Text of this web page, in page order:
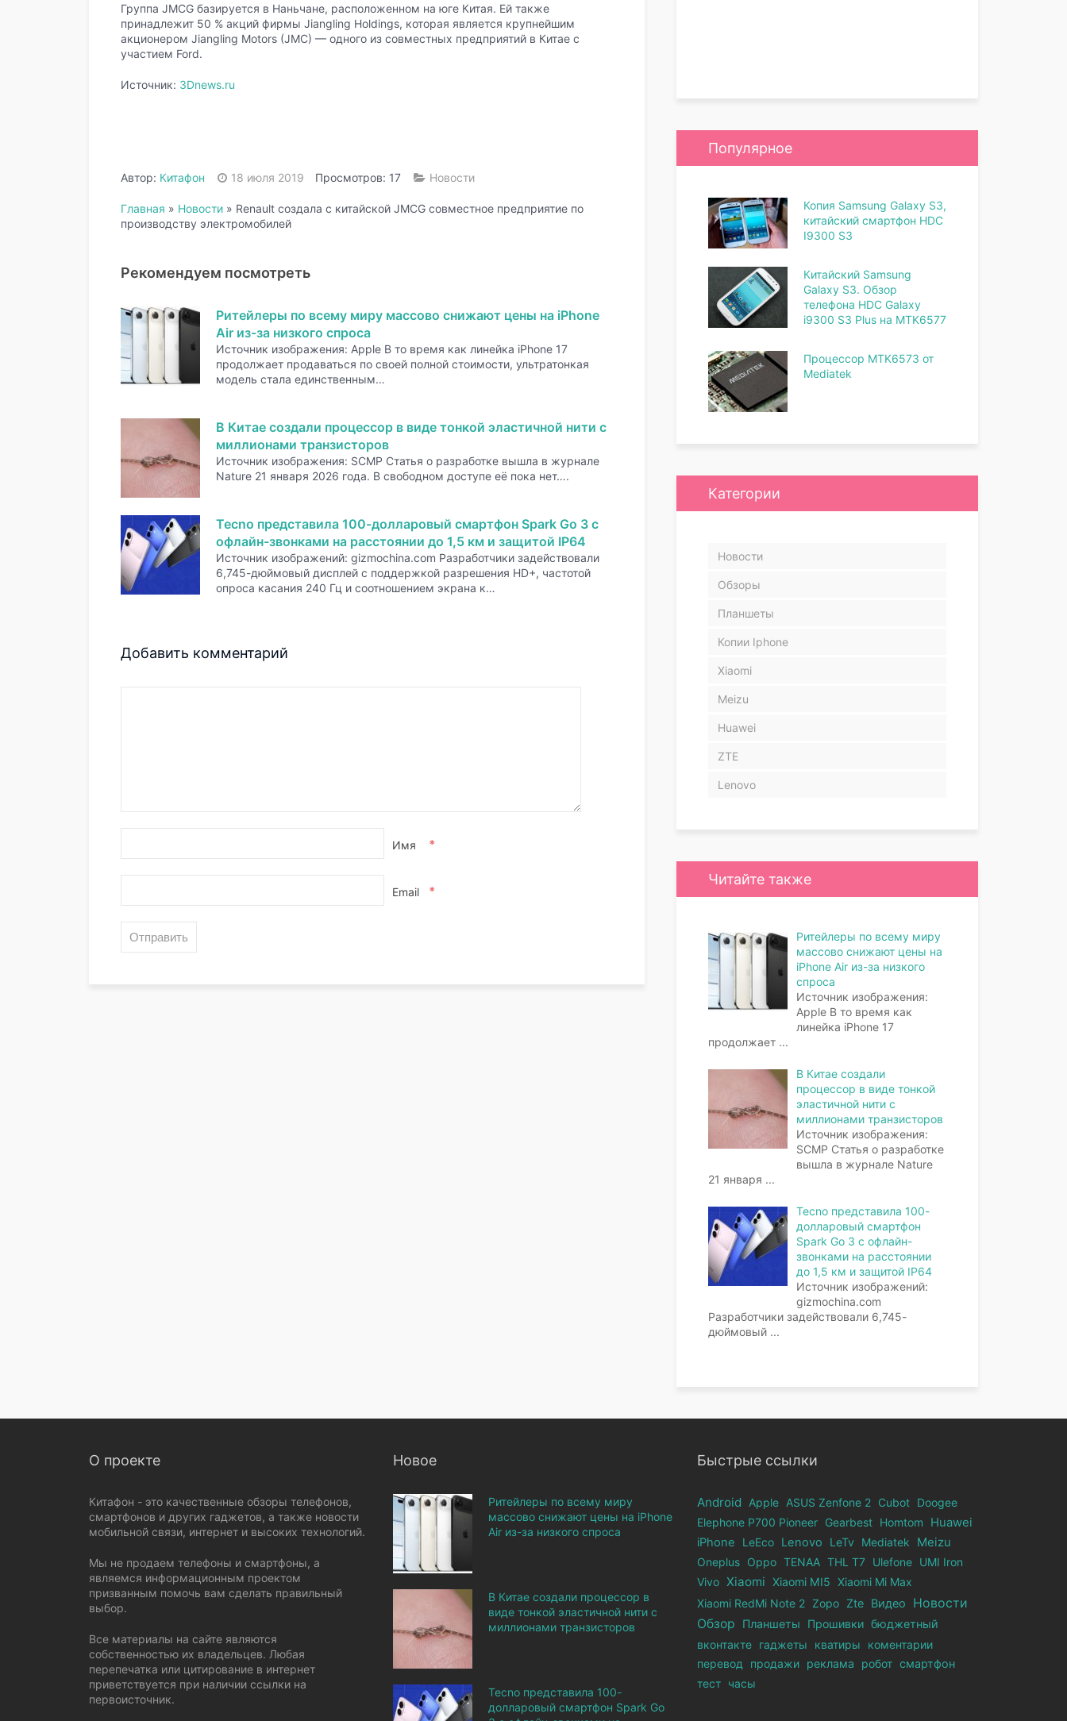
Группа JMCG базируется в Наньчане, расположенном на юге Китая. Ей также
принадлежит 50 % акций фирмы Jiangling Holdings, которая является крупнейшим
акционером Jiangling Motors (JMC) — одного из совместных предприятий в Китае с
участием Ford.
Источник: 3Dnews.ru
Автор: Китафон 18 июля 2019 Просмотров: 17 Новости
Главная » Новости » Renault создала с китайской JMCG совместное предприятие по
производству электромобилей
Рекомендуем посмотреть
Ритейлеры по всему миру массово снижают цены на iPhone
Air из-за низкого спроса
Источник изображения: Apple В то время как линейка iPhone 17
продолжает продаваться по своей полной стоимости, ультратонкая
модель стала единственным…
В Китае создали процессор в виде тонкой эластичной нити с
миллионами транзисторов
Источник изображения: SCMP Статья о разработке вышла в журнале
Nature 21 января 2026 года. В свободном доступе её пока нет….
Tecno представила 100-долларовый смартфон Spark Go 3 с
офлайн-звонками на расстоянии до 1,5 км и защитой IP64
Источник изображений: gizmochina.com Разработчики задействовали
6,745-дюймовый дисплей с поддержкой разрешения HD+, частотой
опроса касания 240 Гц и соотношением экрана к…
Добавить комментарий
Имя *
Email *
Популярное
Копия Samsung Galaxy S3,
китайский смартфон HDC
I9300 S3
Китайский Samsung
Galaxy S3. Обзор
телефона HDC Galaxy
i9300 S3 Plus на MTK6577
Процессор MTK6573 от
Mediatek
Категории
Новости
Обзоры
Планшеты
Копии Iphone
Xiaomi
Meizu
Huawei
ZTE
Lenovo
Читайте также
Ритейлеры по всему миру
массово снижают цены на
iPhone Air из-за низкого
спроса
Источник изображения:
Apple В то время как
линейка iPhone 17
продолжает ...
В Китае создали
процессор в виде тонкой
эластичной нити с
миллионами транзисторов
Источник изображения:
SCMP Статья о разработке
вышла в журнале Nature
21 января ...
Tecno представила 100-
долларовый смартфон
Spark Go 3 с офлайн-
звонками на расстоянии
до 1,5 км и защитой IP64
Источник изображений:
gizmochina.com
Разработчики задействовали 6,745-
дюймовый ...
О проекте
Китафон - это качественные обзоры телефонов,
смартфонов и других гаджетов, а также новости
мобильной связи, интернет и высоких технологий.
Мы не продаем телефоны и смартфоны, а
являемся информационным проектом
призванным помочь вам сделать правильный
выбор.
Все материалы на сайте являются
собственностью их владельцев. Любая
перепечатка или цитирование в интернет
приветствуется при наличии ссылки на
первоисточник.
Новое
Ритейлеры по всему миру
массово снижают цены на iPhone
Air из-за низкого спроса
В Китае создали процессор в
виде тонкой эластичной нити с
миллионами транзисторов
Tecno представила 100-
долларовый смартфон Spark Go
Быстрые ссылки
Android Apple ASUS Zenfone 2 Cubot Doogee
Elephone Р700 Pioneer Gearbest Homtom
Huawei
iPhone
LeEco Lenovo LeTv Mediatek Meizu
Oneplus Oppo TENAA THL T7 Ulefone UMI Iron
Vivo Xiaomi Xiaomi MI5 Xiaomi Mi Max
Xiaomi RedMi Note 2 Zopo Zte Видео Новости
Обзор Планшеты Прошивки бюджетный
вконтакте гаджеты кватиры
коментарии
перевод
продажи реклама робот смартфон
тест часы